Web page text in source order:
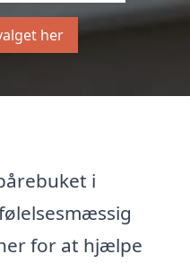
her
i
for at hjælpe